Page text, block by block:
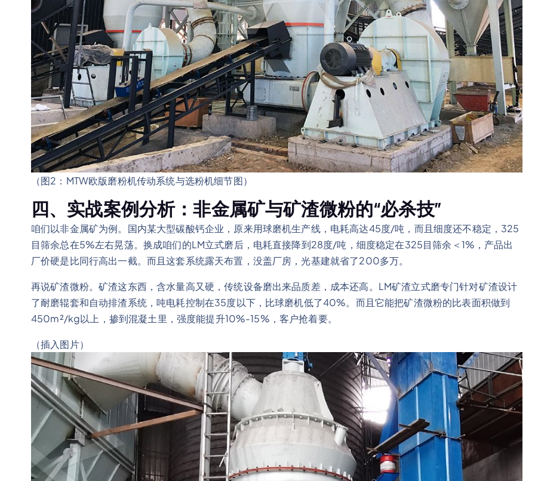
（图2：MTW欧版磨粉机传动系统与选粉机细节图）
四、实战案例分析：非金属矿与矿渣微粉的“必杀技”
咱们以非金属矿为例。国内某大型碳酸钙企业，原来用球磨机生产线，电耗高达45度/吨，而且细度还不稳定，325
目筛余总在5%左右晃荡。换成咱们的LM立式磨后，电耗直接降到28度/吨，细度稳定在325目筛余＜1%，产品出
厂价硬是比同行高出一截。而且这套系统露天布置，没盖厂房，光基建就省了200多万。
再说矿渣微粉。矿渣这东西，含水量高又硬，传统设备磨出来品质差，成本还高。LM矿渣立式磨专门针对矿渣设计
了耐磨辊套和自动排渣系统，吨电耗控制在35度以下，比球磨机低了40%。而且它能把矿渣微粉的比表面积做到
450m²/kg以上，掺到混凝土里，强度能提升10%-15%，客户抢着要。
（插入图片）